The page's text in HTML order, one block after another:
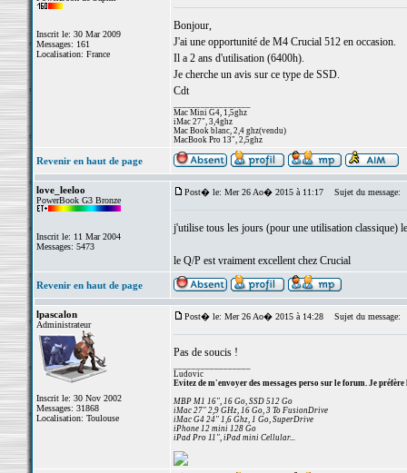
Inscrit le: 30 Mar 2009
Messages: 161
Localisation: France
Bonjour,
J'ai une opportunité de M4 Crucial 512 en occasion.
Il a 2 ans d'utilisation (6400h).
Je cherche un avis sur ce type de SSD.
Cdt
Mac Mini G4, 1,5ghz
iMac 27", 3,4ghz
Mac Book blanc, 2,4 ghz(vendu)
MacBook Pro 13", 2,5ghz
Revenir en haut de page
love_leeloo
PowerBook G3 Bronze
Inscrit le: 11 Mar 2004
Messages: 5473
Post� le: Mer 26 Ao� 2015 à 11:17 Sujet du message:
j'utilise tous les jours (pour une utilisation classique)
le Q/P est vraiment excellent chez Crucial
Revenir en haut de page
lpascalon
Administrateur
Inscrit le: 30 Nov 2002
Messages: 31868
Localisation: Toulouse
Post� le: Mer 26 Ao� 2015 à 14:28 Sujet du message:
Pas de soucis !
Ludovic
Evitez de m'envoyer des messages perso sur le forum. Je préfère
MBP M1 16", 16 Go, SSD 512 Go
iMac 27" 2,9 GHz, 16 Go, 3 To FusionDrive
iMac G4 24" 1,6 Ghz, 1 Go, SuperDrive
iPhone 12 mini 128 Go
iPad Pro 11", iPad mini Cellular...